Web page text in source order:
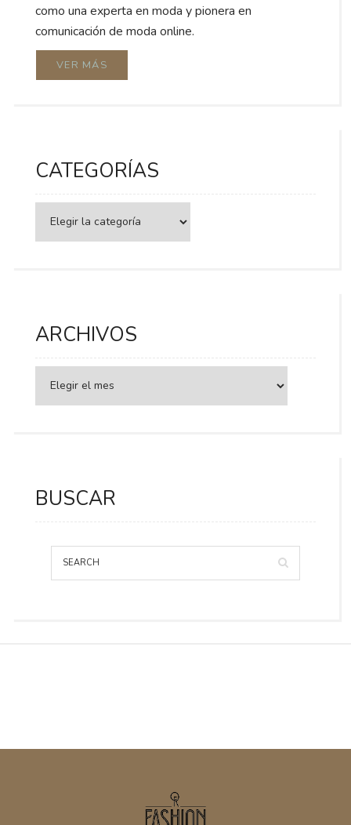
como una experta en moda y pionera en
comunicación de moda online.
VER MÁS
CATEGORÍAS
ARCHIVOS
BUSCAR